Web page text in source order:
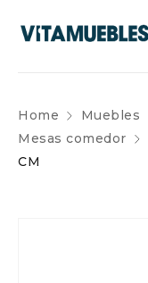
Home Muebles
Mesas comedor
CM